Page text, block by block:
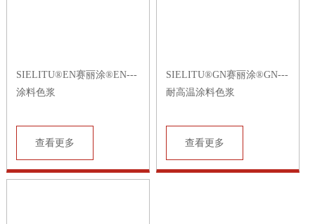
SIELITU®EN赛丽涂®EN---
涂料色浆
查看更多
SIELITU®GN赛丽涂®GN---
耐高温涂料色浆
查看更多